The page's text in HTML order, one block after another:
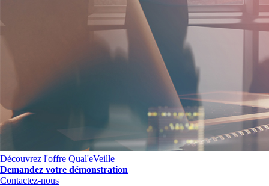
Découvrez l'offre Qual'eVeille
Demandez votre démonstration
Contactez-nous